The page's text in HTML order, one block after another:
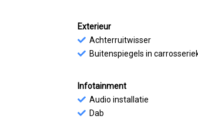
Exterieur
Achterruitwisser
Buitenspiegels in
Infotainment
Audio installatie
Dab